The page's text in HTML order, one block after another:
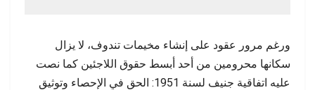
ورغم مرور عقود على إنشاء مخيمات تندوف، لا يزال
سكانها محرومين من أحد أبسط حقوق اللاجئين كما نصت
عليه اتفاقية جنيف لسنة 1951: الحق في الإحصاء وتوثيق